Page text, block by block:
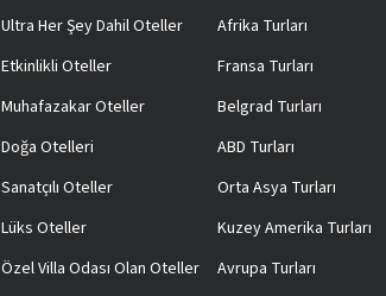
Ultra Her Şey Dahil Oteller
Etkinlikli Oteller
Muhafazakar Oteller
Doğa Otelleri
Sanatçılı Oteller
Lüks Oteller
Özel Villa Odası Olan Oteller
Afrika Turları
Fransa Turları
Belgrad Turları
ABD Turları
Orta Asya Turları
Kuzey Amerika Turları
Avrupa Turları